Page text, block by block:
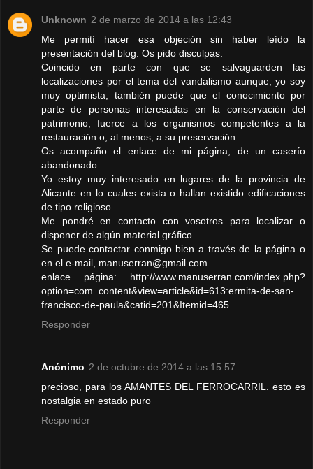
Unknown 2 de marzo de 2014 a las 12:43
Me permití hacer esa objeción sin haber leído la
presentación del blog. Os pido disculpas.
Coincido en parte con que se salvaguarden las
localizaciones por el tema del vandalismo aunque, yo soy
muy optimista, también puede que el conocimiento por
parte de personas interesadas en la conservación del
patrimonio, fuerce a los organismos competentes a la
restauración o, al menos, a su preservación.
Os acompaño el enlace de mi página, de un caserío
abandonado.
Yo estoy muy interesado en lugares de la provincia de
Alicante en lo cuales exista o hallan existido edificaciones
de tipo religioso.
Me pondré en contacto con vosotros para localizar o
disponer de algún material gráfico.
Se puede contactar conmigo bien a través de la página o
en el e-mail, manuserran@gmail.com
enlace página: http://www.manuserran.com/index.php?
option=com_content&view=article&id=613:ermita-de-san-
francisco-de-paula&catid=201&Itemid=465
Responder
Anónimo 2 de octubre de 2014 a las 15:57
precioso, para los AMANTES DEL FERROCARRIL. esto es
nostalgia en estado puro
Responder